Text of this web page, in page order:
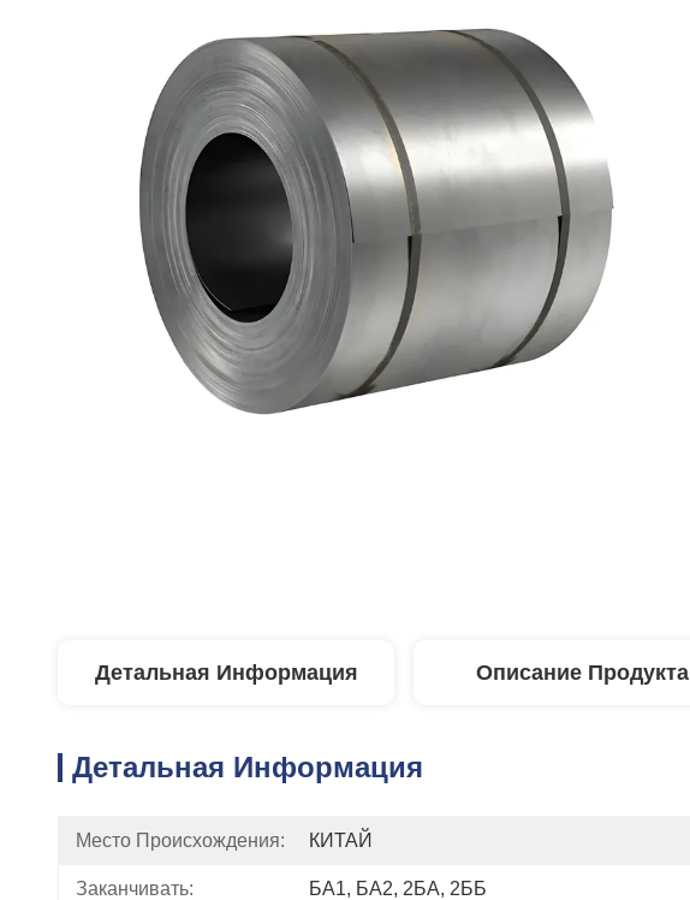
Детальная Информация Описание Продукта
Детальная Информация
Место Происхождения: КИТАЙ
Заканчивать: БА1, БА2, 2БА, 2ББ